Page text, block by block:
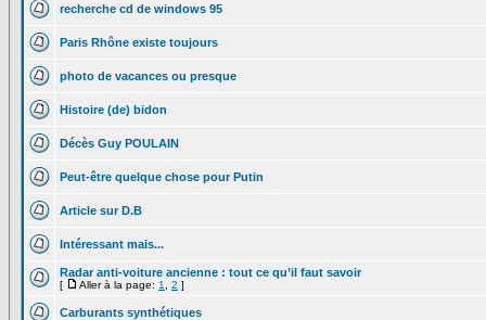
recherche cd de windows 95
Paris Rhône existe toujours
photo de vacances ou presque
Histoire (de) bidon
Décès Guy POULAIN
Peut-être quelque chose pour Putin
Article sur D.B
Intéressant mais...
Radar anti-voiture ancienne : tout ce qu’il faut savoir
[ Aller à la page: 1 2 ]
Carburants synthétiques